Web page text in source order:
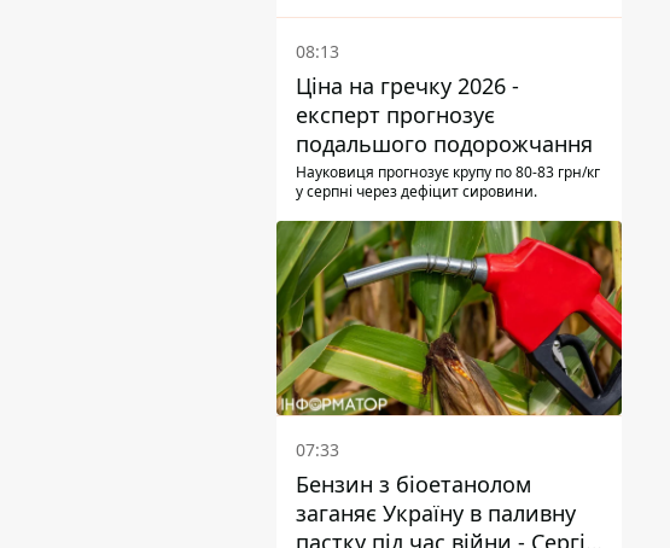
08:13
Ціна на гречку 2026 -
експерт прогнозує
подальшого подорожчання
Науковиця прогнозує крупу по 80-83 грн/кг
у серпні через дефіцит сировини.
07:33
Бензин з біоетанолом
заганяє Україну в паливну